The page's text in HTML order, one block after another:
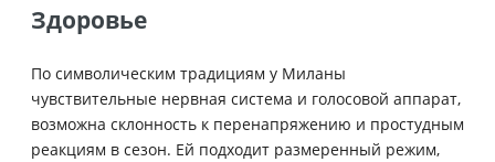
Здоровье
По символическим традициям у Миланы
чувствительные нервная система и голосовой аппарат,
возможна склонность к перенапряжению и простудным
реакциям в сезон. Ей подходит размеренный режим,